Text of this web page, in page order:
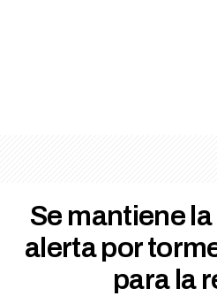
Se mantiene
alerta por
para la